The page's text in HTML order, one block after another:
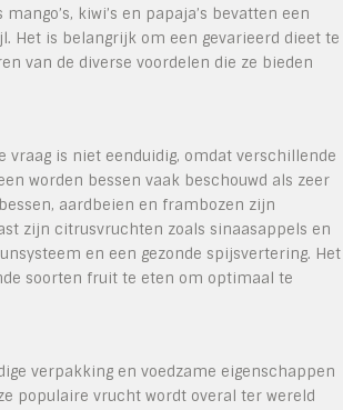
kiwi’s en papaja’s bevatten een
Het is belangrijk om een gevarieerd dieet te
van de diverse voordelen die ze bieden
vraag is niet eenduidig, omdat verschillende
worden bessen vaak beschouwd als zeer
aardbeien en frambozen zijn
zijn citrusvruchten zoals sinaasappels en
en een gezonde spijsvertering. Het
soorten fruit te eten om optimaal te
verpakking en voedzame eigenschappen
populaire vrucht wordt overal ter wereld